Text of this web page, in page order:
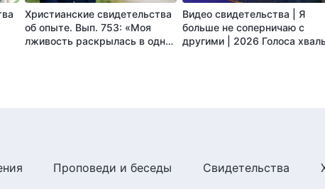
Христианские свидетельства
об опыте. Вып. 753: «Моя
лживость раскрылась в одной
Видео свидетельства | Я
больше не соперничаю с
другими | 2026 Голоса
Проповеди и беседы Свидетельства